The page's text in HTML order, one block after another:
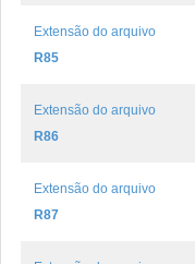
Extensão do arquivo
R85
Extensão do arquivo
R86
Extensão do arquivo
R87